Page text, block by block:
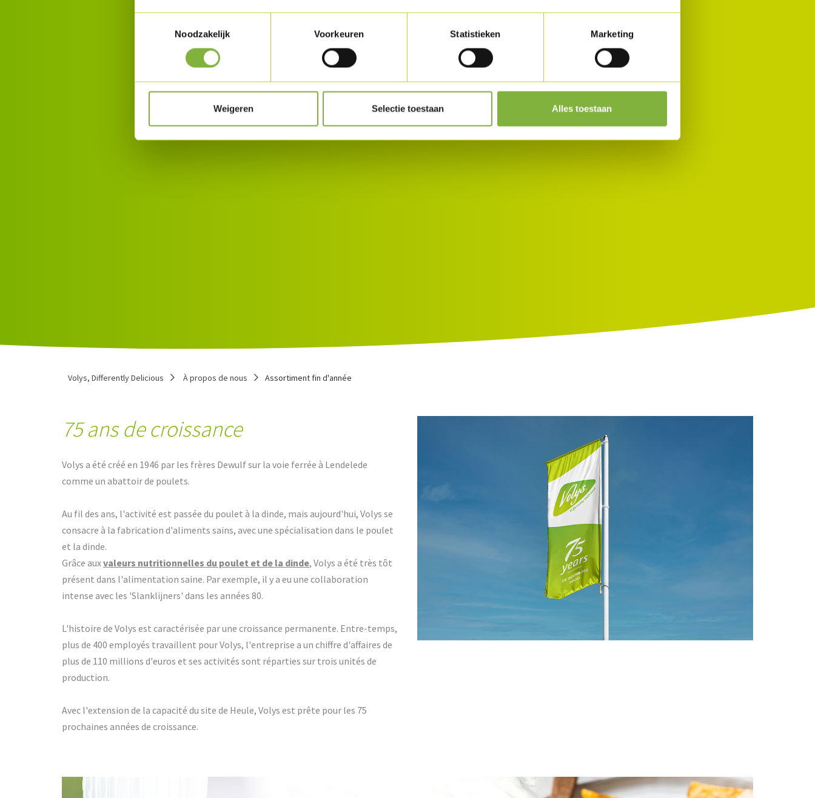
Noodzakelijk
Voorkeuren Statistieken Marketing
Weigeren Selectie toestaan Alles toestaan
Volys, Differently Delicious À propos de nous Assortiment fin d'année
75 ans de croissance
Volys a été créé en 1946 par les frères Dewulf sur la voie ferrée à Lendelede
comme un abattoir de poulets.
Au fil des ans, l'activité est passée du poulet à la dinde, mais aujourd'hui, Volys se
consacre à la fabrication d'aliments sains, avec une spécialisation dans le poulet
et la dinde.
Grâce auxvaleurs nutritionnelles du poulet et de la dinde, Volys a été très tôt
présent dans l'alimentation saine. Par exemple, il y a eu une collaboration
intense avec les 'Slanklijners' dans les années 80.
L'histoire de Volys est caractérisée par une croissance permanente. Entre-temps,
plus de 400 employés travaillent pour Volys, l'entreprise a un chiffre d'affaires de
plus de 110 millions d'euros et ses activités sont réparties sur trois unités de
production.
Avec l'extension de la capacité du site de Heule, Volys est prête pour les 75
prochaines années de croissance.